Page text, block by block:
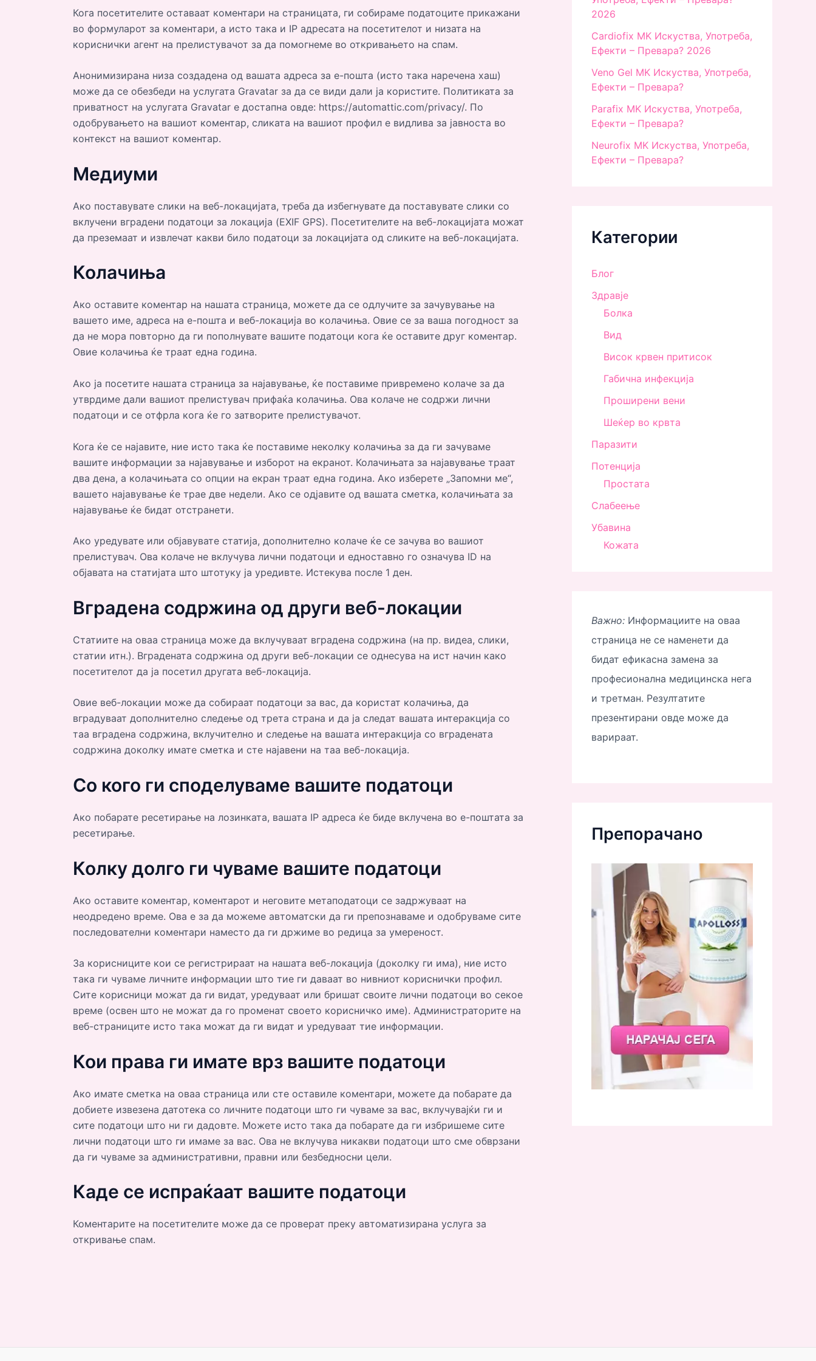
Кога посетителите оставаат коментари на страницата, ги собираме податоците прикажани
во формуларот за коментари, а исто така и IP адресата на посетителот и низата на
кориснички агент на прелистувачот за да помогнеме во откривањето на спам.
Анонимизирана низа создадена од вашата адреса за е-пошта (исто така наречена хаш)
може да се обезбеди на услугата Gravatar за да се види дали ја користите. Политиката за
приватност на услугата Gravatar е достапна овде: https://automattic.com/privacy/. По
одобрувањето на вашиот коментар, сликата на вашиот профил е видлива за јавноста во
контекст на вашиот коментар.
Медиуми
Ако поставувате слики на веб-локацијата, треба да избегнувате да поставувате слики со
вклучени вградени податоци за локација (EXIF GPS). Посетителите на веб-локацијата можат
да преземаат и извлечат какви било податоци за локацијата од сликите на веб-локацијата.
Колачиња
Ако оставите коментар на нашата страница, можете да се одлучите за зачувување на
вашето име, адреса на е-пошта и веб-локација во колачиња. Овие се за ваша погодност за
да не мора повторно да ги пополнувате вашите податоци кога ќе оставите друг коментар.
Овие колачиња ќе траат една година.
Ако ја посетите нашата страница за најавување, ќе поставиме привремено колаче за да
утврдиме дали вашиот прелистувач прифаќа колачиња. Ова колаче не содржи лични
податоци и се отфрла кога ќе го затворите прелистувачот.
Кога ќе се најавите, ние исто така ќе поставиме неколку колачиња за да ги зачуваме
вашите информации за најавување и изборот на екранот. Колачињата за најавување траат
два дена, а колачињата со опции на екран траат една година. Ако изберете „Запомни ме“,
вашето најавување ќе трае две недели. Ако се одјавите од вашата сметка, колачињата за
најавување ќе бидат отстранети.
Ако уредувате или објавувате статија, дополнително колаче ќе се зачува во вашиот
прелистувач. Ова колаче не вклучува лични податоци и едноставно го означува ID на
објавата на статијата што штотуку ја уредивте. Истекува после 1 ден.
Вградена содржина од други веб-локации
Статиите на оваа страница може да вклучуваат вградена содржина (на пр. видеа, слики,
статии итн.). Вградената содржина од други веб-локации се однесува на ист начин како
посетителот да ја посетил другата веб-локација.
Овие веб-локации може да собираат податоци за вас, да користат колачиња, да
вградуваат дополнително следење од трета страна и да ја следат вашата интеракција со
таа вградена содржина, вклучително и следење на вашата интеракција со вградената
содржина доколку имате сметка и сте најавени на таа веб-локација.
Со кого ги споделуваме вашите податоци
Ако побарате ресетирање на лозинката, вашата IP адреса ќе биде вклучена во е-поштата за
ресетирање.
Колку долго ги чуваме вашите податоци
Ако оставите коментар, коментарот и неговите метаподатоци се задржуваат на
неодредено време. Ова е за да можеме автоматски да ги препознаваме и одобруваме сите
последователни коментари наместо да ги држиме во редица за умереност.
За корисниците кои се регистрираат на нашата веб-локација (доколку ги има), ние исто
така ги чуваме личните информации што тие ги даваат во нивниот кориснички профил.
Сите корисници можат да ги видат, уредуваат или бришат своите лични податоци во секое
време (освен што не можат да го променат своето корисничко име). Администраторите на
веб-страниците исто така можат да ги видат и уредуваат тие информации.
Кои права ги имате врз вашите податоци
Ако имате сметка на оваа страница или сте оставиле коментари, можете да побарате да
добиете извезена датотека со личните податоци што ги чуваме за вас, вклучувајќи ги и
сите податоци што ни ги дадовте. Можете исто така да побарате да ги избришеме сите
лични податоци што ги имаме за вас. Ова не вклучува никакви податоци што сме обврзани
да ги чуваме за административни, правни или безбедносни цели.
Каде се испраќаат вашите податоци
Коментарите на посетителите може да се проверат преку автоматизирана услуга за
откривање спам.
2026
Cardiofix MK Искуства, Употреба,
Ефекти – Превара? 2026
Veno Gel MK Искуства, Употреба,
Ефекти – Превара?
Parafix MK Искуства, Употреба,
Ефекти – Превара?
Neurofix MK Искуства, Употреба,
Ефекти – Превара?
Категории
Блог
Здравjе
Болка
Вид
Висок крвен притисок
Габична инфекција
Проширени вени
Шеќер во крвта
Паразити
Потенција
Простата
Слабеење
Убавина
Кожата
Важно: Информациите на оваа
страница не се наменети да
бидат ефикасна замена за
професионална медицинска нега
и третман. Резултатите
презентирани овде може да
варираат.
Препорачано